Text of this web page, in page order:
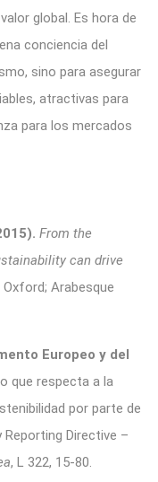
global. Es hora de
conciencia del
sino para asegurar
atractivas para
para los mercados
From the
can drive
Arabesque
Europeo y del
que respecta a la
por parte de
Directive –
, L 322, 15-80.